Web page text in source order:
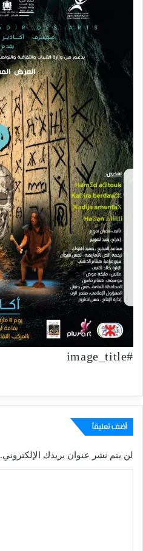
#image_title
أضف تعليقاً
لن يتم نشر عنوان بريدك الإلكتروني.